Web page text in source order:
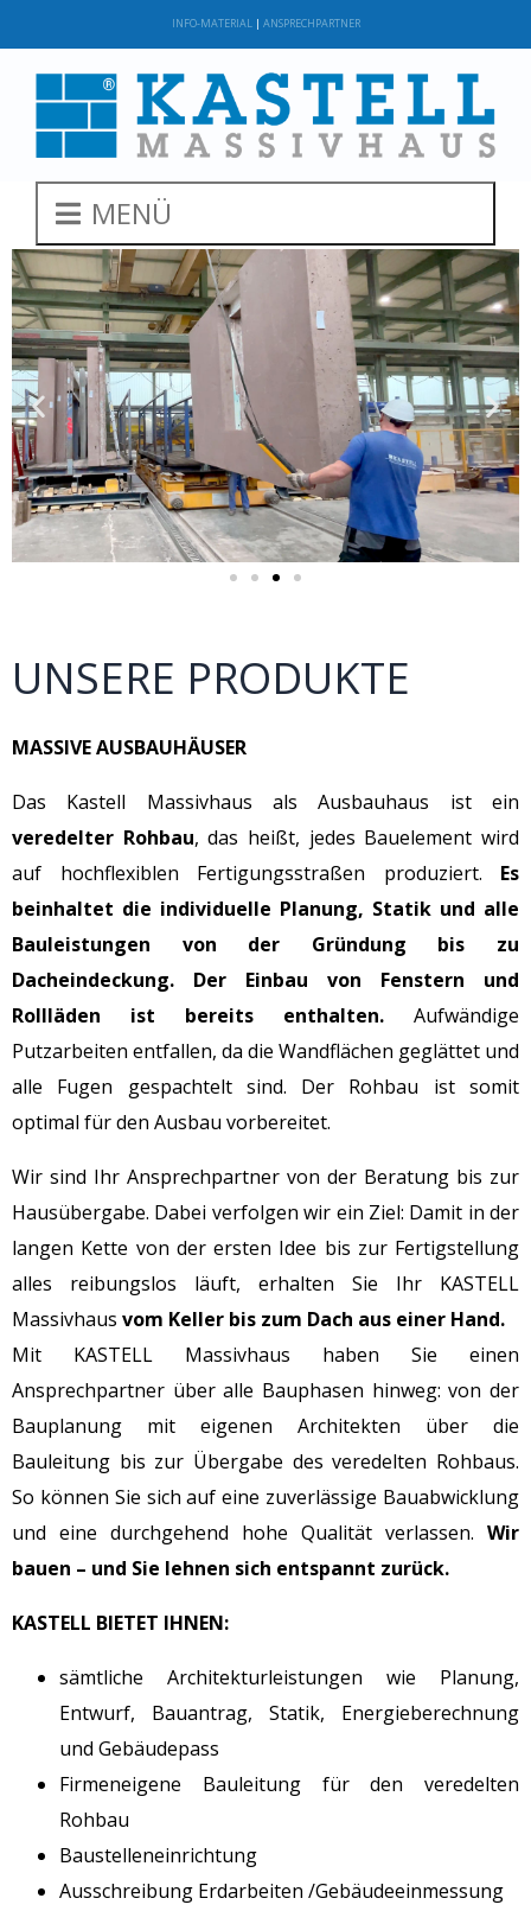
INFO-MATERIAL| ANSPRECHPARTNER
MENÜ
UNSERE PRODUKTE
MASSIVE AUSBAUHÄUSER
Das Kastell Massivhaus als Ausbauhaus ist ein
veredelter Rohbau, das heißt, jedes Bauelement wird
auf hochflexiblen Fertigungsstraßen produziert. Es
beinhaltet die individuelle Planung, Statik und alle
Bauleistungen von der Gründung bis zu
Dacheindeckung.
Der Einbau von Fenstern und
Rollläden ist bereits enthalten. Aufwändige
Putzarbeiten entfallen, da die Wandflächen geglättet und
alle Fugen gespachtelt sind. Der Rohbau ist somit
optimal für den Ausbau vorbereitet.
Wir sind Ihr Ansprechpartner von der Beratung bis zur
Hausübergabe. Dabei verfolgen wir ein Ziel: Damit in der
langen Kette von der ersten Idee bis zur Fertigstellung
alles reibungslos läuft, erhalten Sie Ihr KASTELL
Massivhaus vom Keller bis zum Dach aus einer Hand.
Mit KASTELL Massivhaus haben Sie einen
Ansprechpartner über alle Bauphasen hinweg: von der
Bauplanung mit eigenen Architekten über die
Bauleitung bis zur Übergabe des veredelten Rohbaus.
So können Sie sich auf eine zuverlässige Bauabwicklung
und eine durchgehend hohe Qualität verlassen. Wir
bauen – und Sie lehnen sich entspannt zurück.
KASTELL BIETET IHNEN:
sämtliche Architekturleistungen wie Planung,
Entwurf, Bauantrag, Statik, Energieberechnung
und Gebäudepass
Firmeneigene Bauleitung für den veredelten
Rohbau
Baustelleneinrichtung
Ausschreibung Erdarbeiten /Gebäudeeinmessung